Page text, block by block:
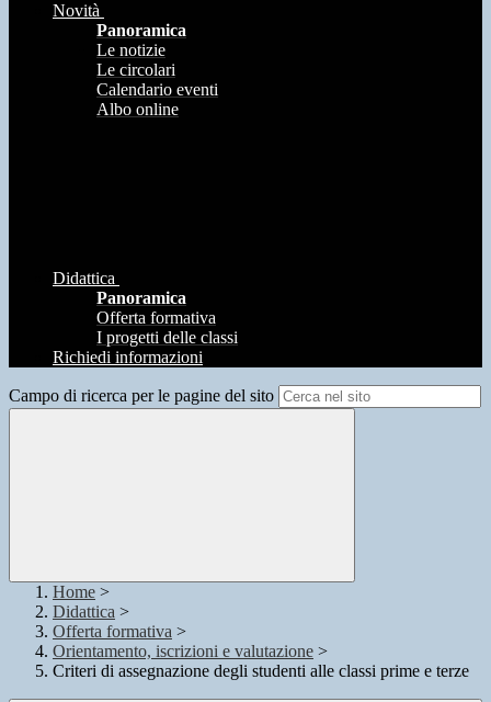
Novità
Panoramica
Le notizie
Le circolari
Calendario eventi
Albo online
Didattica
Panoramica
Offerta formativa
I progetti delle classi
Richiedi informazioni
Campo di ricerca per le pagine del sito
Home >
Didattica >
Offerta formativa >
Orientamento, iscrizioni e valutazione >
Criteri di assegnazione degli studenti alle classi prime e terze